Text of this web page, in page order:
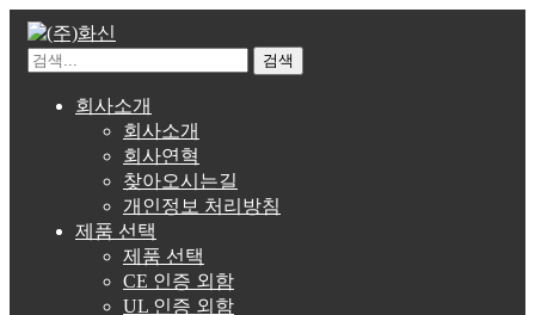
검색
회사소개
회사소개
회사연혁
찾아오시는길
개인정보 처리방침
제품 선택
제품 선택
CE 인증 외함
UL 인증 외함